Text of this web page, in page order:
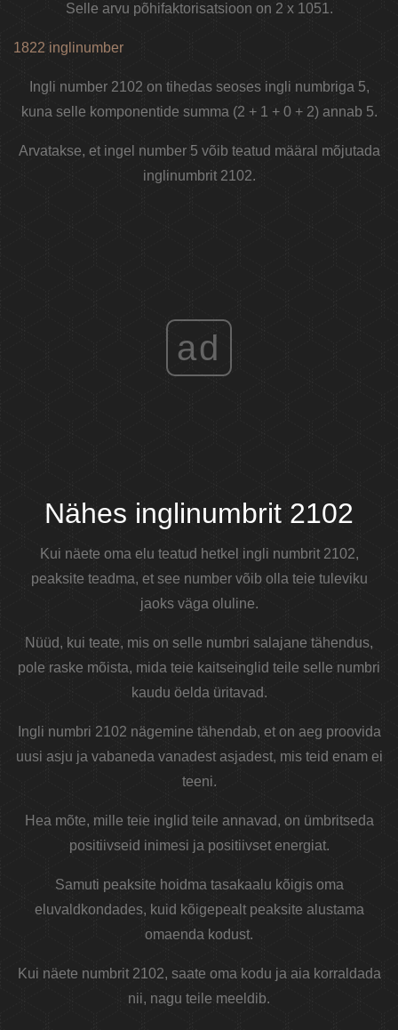
Selle arvu põhifaktorisatsioon on 2 x 1051.
1822 inglinumber
Ingli number 2102 on tihedas seoses ingli numbriga 5,
kuna selle komponentide summa (2 + 1 + 0 + 2) annab 5.
Arvatakse, et ingel number 5 võib teatud määral mõjutada
inglinumbrit 2102.
ad
Nähes inglinumbrit 2102
Kui näete oma elu teatud hetkel ingli numbrit 2102,
peaksite teadma, et see number võib olla teie tuleviku
jaoks väga oluline.
Nüüd, kui teate, mis on selle numbri salajane tähendus,
pole raske mõista, mida teie kaitseinglid teile selle numbri
kaudu öelda üritavad.
Ingli numbri 2102 nägemine tähendab, et on aeg proovida
uusi asju ja vabaneda vanadest asjadest, mis teid enam ei
teeni.
Hea mõte, mille teie inglid teile annavad, on ümbritseda
positiivseid inimesi ja positiivset energiat.
Samuti peaksite hoidma tasakaalu kõigis oma
eluvaldkondades, kuid kõigepealt peaksite alustama
omaenda kodust.
Kui näete numbrit 2102, saate oma kodu ja aia korraldada
nii, nagu teile meeldib.